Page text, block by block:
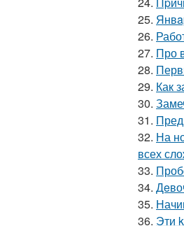
25.
26.
27. Про
28.
29. Как
30.
31.
32. На
всех
33.
34.
35.
36. Эти